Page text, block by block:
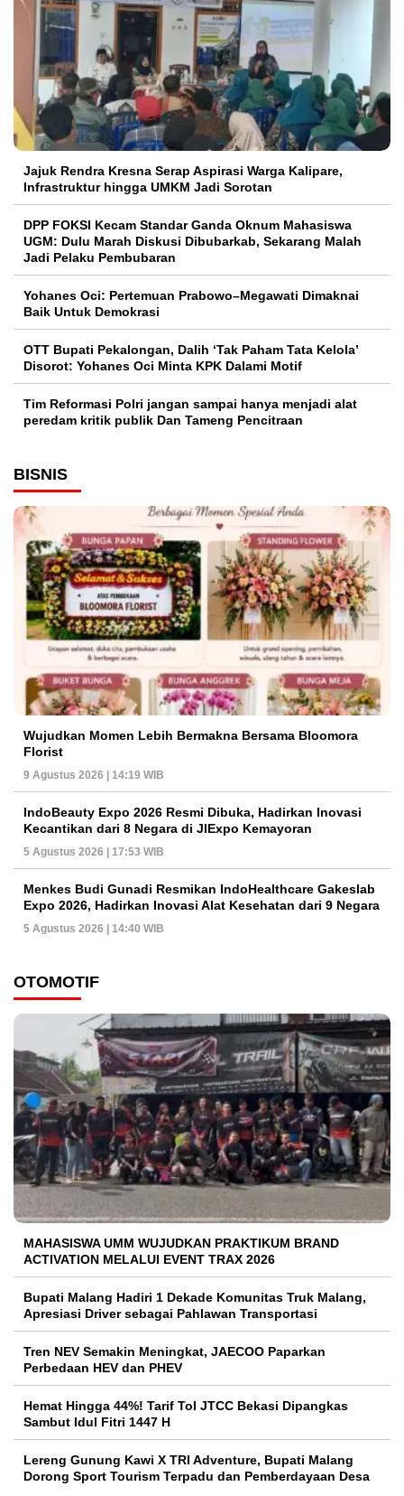
Jajuk Rendra Kresna Serap Aspirasi Warga Kalipare,
Infrastruktur hingga UMKM Jadi Sorotan
DPP FOKSI Kecam Standar Ganda Oknum Mahasiswa
UGM: Dulu Marah Diskusi Dibubarkab, Sekarang Malah
Jadi Pelaku Pembubaran
Yohanes Oci: Pertemuan Prabowo–Megawati Dimaknai
Baik Untuk Demokrasi
OTT Bupati Pekalongan, Dalih ‘Tak Paham Tata Kelola’
Disorot: Yohanes Oci Minta KPK Dalami Motif
Tim Reformasi Polri jangan sampai hanya menjadi alat
peredam kritik publik Dan Tameng Pencitraan
BISNIS
Wujudkan Momen Lebih Bermakna Bersama Bloomora
Florist
9 Agustus 2026 | 14:19 WIB
IndoBeauty Expo 2026 Resmi Dibuka, Hadirkan Inovasi
Kecantikan dari 8 Negara di JIExpo Kemayoran
5 Agustus 2026 | 17:53 WIB
Menkes Budi Gunadi Resmikan IndoHealthcare Gakeslab
Expo 2026, Hadirkan Inovasi Alat Kesehatan dari 9 Negara
5 Agustus 2026 | 14:40 WIB
OTOMOTIF
MAHASISWA UMM WUJUDKAN PRAKTIKUM BRAND
ACTIVATION MELALUI EVENT TRAX 2026
Bupati Malang Hadiri 1 Dekade Komunitas Truk Malang,
Apresiasi Driver sebagai Pahlawan Transportasi
Tren NEV Semakin Meningkat, JAECOO Paparkan
Perbedaan HEV dan PHEV
Hemat Hingga 44%! Tarif Tol JTCC Bekasi Dipangkas
Sambut Idul Fitri 1447 H
Lereng Gunung Kawi X TRI Adventure, Bupati Malang
Dorong Sport Tourism Terpadu dan Pemberdayaan Desa